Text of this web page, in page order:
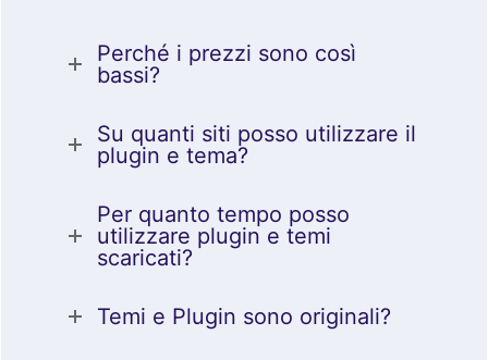
Perché i prezzi sono così
bassi?
Su quanti siti posso utilizzare il
plugin e tema?
Per quanto tempo posso
utilizzare plugin e temi
scaricati?
Temi e Plugin sono originali?